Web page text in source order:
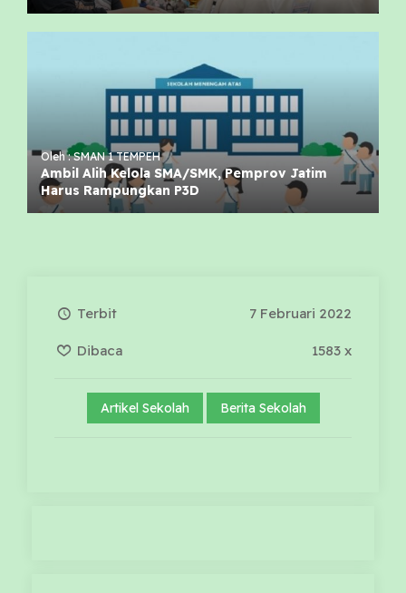
Oleh : SMAN 1 TEMPEH
Ambil Alih Kelola SMA/SMK, Pemprov Jatim
Harus Rampungkan P3D
Terbit 7 Februari 2022
Dibaca 1583 x
Artikel Sekolah Berita Sekolah